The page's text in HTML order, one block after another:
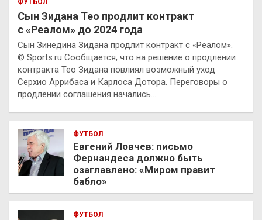
Сын Зидана Тео продлит контракт
с «Реалом» до 2024 года
Сын Зинедина Зидана продлит контракт с «Реалом».
© Sports.ru Сообщается, что на решение о продлении
контракта Тео Зидана повлиял возможный уход
Серхио Аррибаса и Карлоса Дотора. Переговоры о
продлении соглашения начались…
ФУТБОЛ
Евгений Ловчев: письмо
Фернандеса должно быть
озаглавлено: «Миром правит
бабло»
ФУТБОЛ